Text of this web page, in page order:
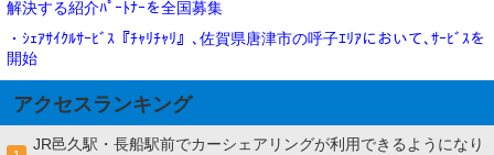
解決する紹介ﾊﾟｰﾄﾅｰを全国募集
・ｼｪｱｻｲｸﾙｻｰﾋﾞｽ『ﾁｬﾘﾁｬﾘ』､佐賀県唐津市の呼子ｴﾘｱにおいて､ｻｰﾋﾞｽを
開始
アクセスランキング
JR邑久駅・長船駅前でカーシェアリングが利用できるようになり